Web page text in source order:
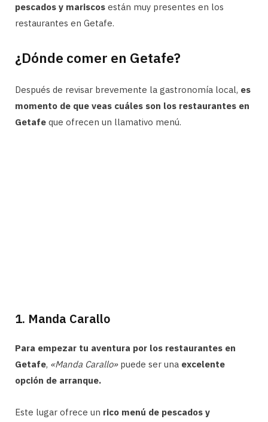
pescados y mariscos están muy presentes en los
restaurantes en Getafe.
¿Dónde comer en Getafe?
Después de revisar brevemente la gastronomía local, es
momento de que veas cuáles son los restaurantes en
Getafe que ofrecen un llamativo menú.
1. Manda Carallo
Para empezar tu aventura por los restaurantes en
Getafe, «Manda Carallo»puede ser una excelente
opción de arranque.
Este lugar ofrece un rico menú de pescados y